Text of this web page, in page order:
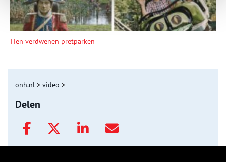
Tien verdwenen pretparken
onh.nl > video >
Delen